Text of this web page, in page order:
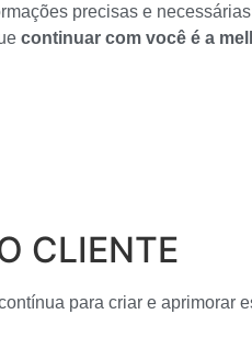
precisas e
continuar com você é a
CLIENTE
para criar e aprimorar